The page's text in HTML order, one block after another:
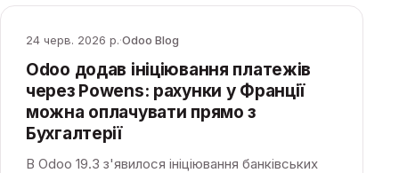
24 черв. 2026 р.·Odoo Blog
Odoo додав ініціювання платежів
через Powens: рахунки у Франції
можна оплачувати прямо з
Бухгалтерії
В Odoo 19.3 з'явилося ініціювання банківських